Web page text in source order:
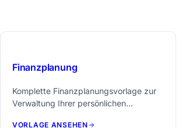
Finanzplanung
Komplette Finanzplanungsvorlage zur
Verwaltung Ihrer persönlichen
VORLAGE ANSEHEN